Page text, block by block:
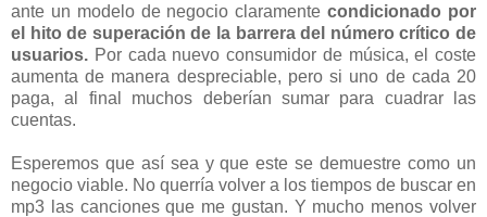
ante un modelo de negocio claramentecondicionado por
el hito de superación de la barrera del número crítico de
usuarios. Por cada nuevo consumidor de música, el coste
aumenta de manera despreciable, pero si uno de cada 20
paga, al final muchos deberían sumar para cuadrar las
cuentas.
Esperemos que así sea y que este se demuestre como un
negocio viable. No querría volver a los tiempos de buscar en
mp3 las canciones que me gustan. Y mucho menos volver